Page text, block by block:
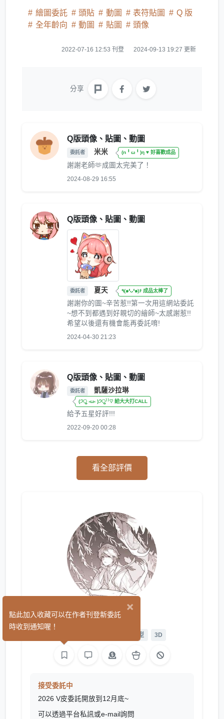
繪圖委託 頭貼 動圖 表符貼圖
Q 版
全年齡向
動圖 貼圖 頭像
2022-07-16 12:53 刊登 2024-09-13 19:27 更新
分享
Q版頭像、貼圖、動圖
委託者 米米 (n╹ω╹)η ♥ 好喜歡成品
謝謝老師🫶成圖太完美了！
2024-08-29 16:55
Q版頭像、貼圖、動圖
委託者 夏天 ٩(๑❛ᴗ❛๑)۶ 成品太棒了
謝謝你的圖~辛苦惹!!第一次用這網站委託
~想不到都遇到好親切的繪師~太感謝惹!!
希望以後還有機會能再委託唷!
2024-04-30 21:23
Q版頭像、貼圖、動圖
委託者 凱薩沙拉琳
(੭ु ›ω‹ )੭ु⁾⁾♡ 給大大打CALL
給予五星好評!!!
2022-09-20 00:28
看全部評價
UuU
L2D 模型 3D
接受委託中
2026 V皮委託開放到12月底~
可以透過平台私訊或e-mail詢問
×
點此加入收藏可以在作者刊登新委託
時收到通知喔！